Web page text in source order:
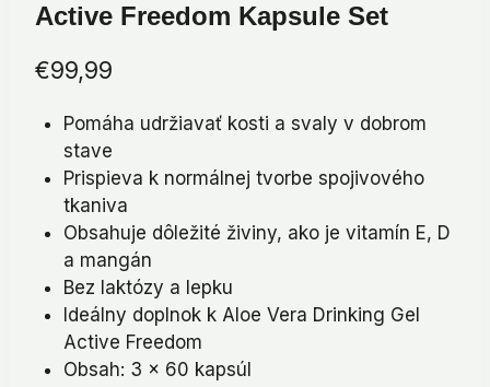
Active Freedom Kapsule Set
€99,99
Pomáha udržiavať kosti a svaly v dobrom
stave
Prispieva k normálnej tvorbe spojivového
tkaniva
Obsahuje dôležité živiny, ako je vitamín E, D
a mangán
Bez laktózy a lepku
Ideálny doplnok k Aloe Vera Drinking Gel
Active Freedom
Obsah: 3 x 60 kapsúl